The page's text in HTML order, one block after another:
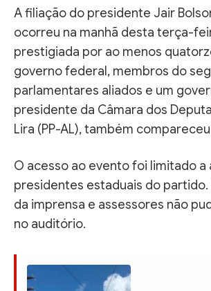
A filiação do presidente Jair
ocorreu na manhã desta terça-
prestigiada por ao menos
governo federal, membros do
parlamentares aliados e um
presidente da Câmara dos
Lira (PP-AL), também
O acesso ao evento foi limitado a
presidentes estaduais do partido.
da imprensa e assessores não
no auditório.